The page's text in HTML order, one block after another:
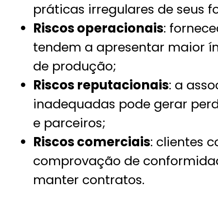
práticas irregulares de seus
Riscos operacionais:
tendem a apresentar maior
de produção;
Riscos reputacionais: a
inadequadas pode gerar
e parceiros;
Riscos comerciais: clientes
comprovação de
manter contratos.